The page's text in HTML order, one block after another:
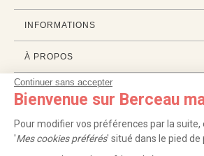
Continuer sans accepter
Bienvenue sur Berceau
Pour modifier vos préférences par la suite,
'Mes cookies préférés' situé dans le pied de
INFORMATIONS
À PROPOS
PROFESSIONNELS
LISTES CADEAUX